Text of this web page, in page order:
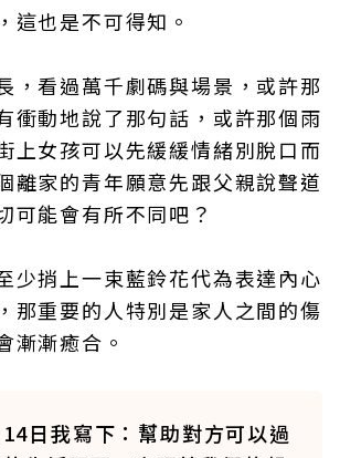
這也是不可得知。
，看過萬千劇碼與場景，或許那
衝動地說了那句話，或許那個雨
上女孩可以先緩緩情緒別脫口而
離家的青年願意先跟父親說聲道
可能會有所不同吧？
少捎上一束藍鈴花代為表達內心
那重要的人特別是家人之間的傷
漸漸癒合。
日我寫下：幫助對方可以過